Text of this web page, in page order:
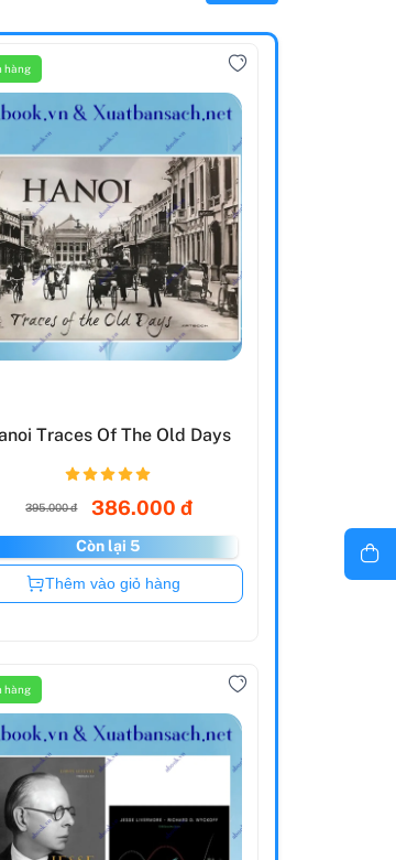
hàng
Traces Of The Old Days
395.000 đ 386.000 đ
Còn lại 5
Còn hàng
Thêm vào giỏ hàng
hàng